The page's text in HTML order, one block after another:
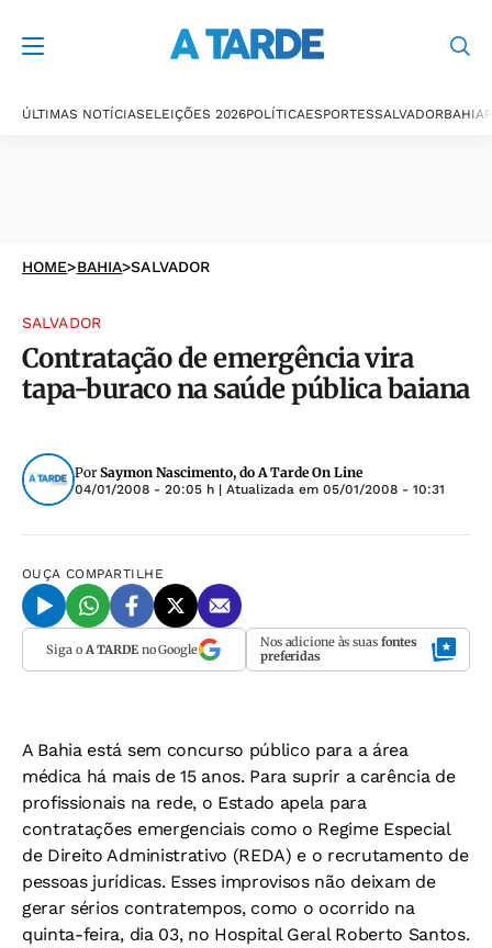
ÚLTIMAS NOTÍCIASELEIÇÕES 2026POLÍTICAESPORTESSALVADORBAHIA
HOME>BAHIA>SALVADOR
SALVADOR
Contratação de emergência vira
tapa-buraco na saúde pública baiana
Por Saymon Nascimento, do A Tarde On Line
04/01/2008 - 20:05 h | Atualizada em 05/01/2008 - 10:31
OUÇA COMPARTILHE
Siga o A TARDEno Google Nos adicione às suas fontes
preferidas
A Bahia está sem concurso público para a área
médica há mais de 15 anos. Para suprir a carência de
profissionais na rede, o Estado apela para
contratações emergenciais como o Regime Especial
de Direito Administrativo (REDA) e o recrutamento de
pessoas jurídicas. Esses improvisos não deixam de
gerar sérios contratempos, como o ocorrido na
quinta-feira, dia 03, no Hospital Geral Roberto Santos.